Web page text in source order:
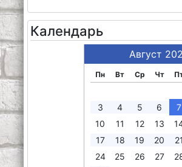
Календарь
Август
Пн Вт Ср Чт
3
4 5 6 7
10
11 12 13
17
18 19 20 21
24
25 26 27